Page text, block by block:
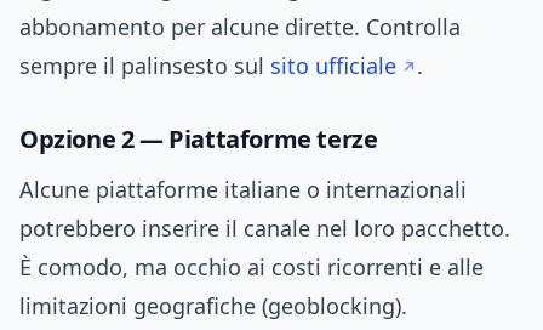
abbonamento per alcune dirette. Controlla
sempre il palinsesto sul sito ufficiale .
Opzione 2 — Piattaforme terze
Alcune piattaforme italiane o internazionali
potrebbero inserire il canale nel loro pacchetto.
È comodo, ma occhio ai costi ricorrenti e alle
limitazioni geografiche (geoblocking).